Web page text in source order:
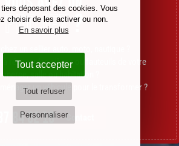
déposant des cookies. Vous
choisir de les activer ou non.
En savoir plus
Tout accepter
Tout refuser
Personnaliser
projet?
rénover les sièges ou fauteuils de votre
salle ou habitation ?
un véhicule pour le transformer ?
87 84 02 10 Contact